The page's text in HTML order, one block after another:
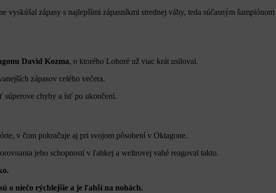
zápasy s najlepšími zápasníkmi strednej váhy, teda súčasným šampiónom
David Kozma, o ktorého Lohoré už viac krát usiloval.
zápasov celého večera.
súperove chyby a ísť po ukončení.
v čom pokračuje aj pri svojom pôsobení v Oktagone.
jeho schopností v ľahkej a weltrovej vahé reagoval takto.
o niečo rýchlejšie a je ľahší na nohách.